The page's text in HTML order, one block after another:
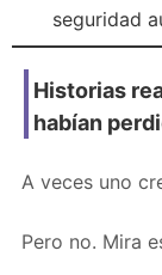
seguridad
Historias
habían
A veces uno
Pero no. Mira